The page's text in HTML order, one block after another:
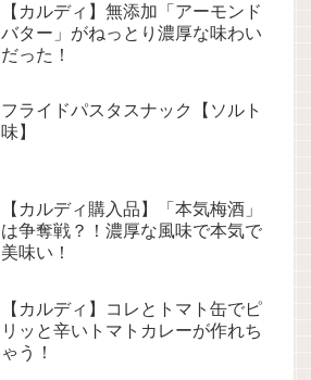
【カルディ】無添加「アーモンド
バター」がねっとり濃厚な味わい
だった！
フライドパスタスナック【ソルト
味】
【カルディ購入品】「本気梅酒」
は争奪戦？！濃厚な風味で本気で
美味い！
【カルディ】コレとトマト缶でピ
リッと辛いトマトカレーが作れち
ゃう！